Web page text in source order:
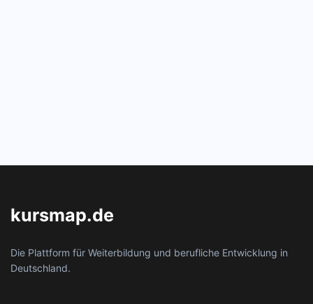
kursmap.de
Die Plattform für Weiterbildung und berufliche Entwicklung in
Deutschland.